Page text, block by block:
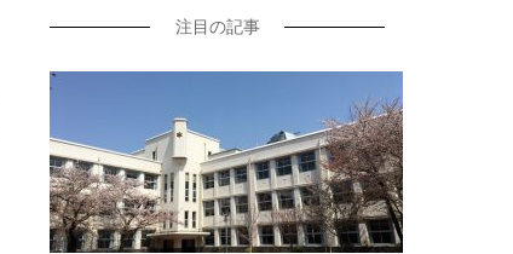
注目の記事